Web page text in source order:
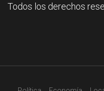
Todos los derechos